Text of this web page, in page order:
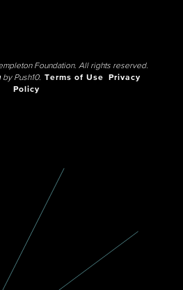
Foundation. All rights reserved.
by Push10. Terms of Use
Privacy
Policy